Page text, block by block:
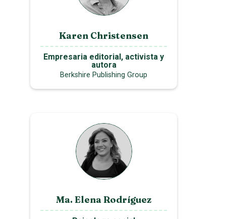
Karen Christensen
Empresaria editorial, activista y
autora
Berkshire Publishing Group
Ma. Elena Rodríguez